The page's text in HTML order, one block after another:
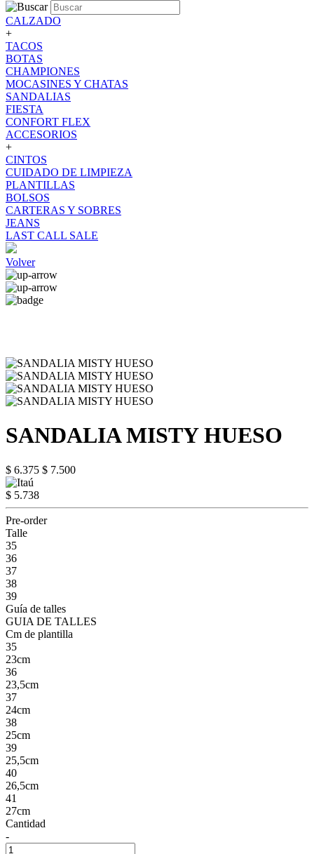
CALZADO
+
TACOS
BOTAS
CHAMPIONES
MOCASINES Y CHATAS
SANDALIAS
FIESTA
CONFORT FLEX
ACCESORIOS
+
CINTOS
CUIDADO DE LIMPIEZA
PLANTILLAS
BOLSOS
CARTERAS Y SOBRES
JEANS
LAST CALL SALE
Volver
SANDALIA MISTY HUESO
$ 6.375 $ 7.500
$ 5.738
Pre-order
Talle
35
36
37
38
39
Guía de talles
GUIA DE TALLES
Cm de plantilla
35
23cm
36
23,5cm
37
24cm
38
25cm
39
25,5cm
40
26,5cm
41
27cm
Cantidad
-